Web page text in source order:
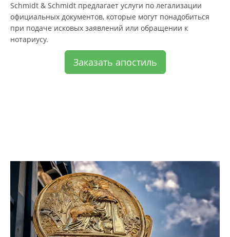
Schmidt & Schmidt предлагает услуги по легализации
официальных документов, которые могут понадобиться
при подаче исковых заявлений или обращении к
нотариусу.
Заказать апостиль